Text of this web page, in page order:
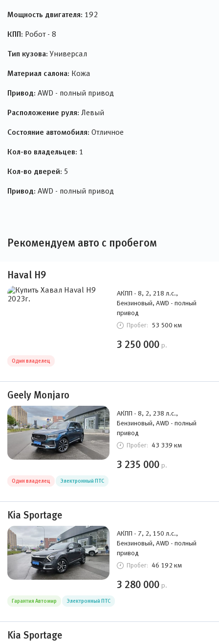
Мощность двигателя: 192
КПП: Робот - 8
Тип кузова: Универсал
Материал салона: Кожа
Привод: AWD - полный привод
Расположение руля: Левый
Состояние автомобиля: Отличное
Кол-во владельцев: 1
Кол-во дверей: 5
Привод: AWD - полный привод
Рекомендуем авто с пробегом
Haval H9
АКПП - 8, 2, 218 л.с.,
Бензиновый, AWD - полный
привод
Пробег: 53 500 км
3 250 000 р.
Один владелец
Geely Monjaro
АКПП - 8, 2, 238 л.с.,
Бензиновый, AWD - полный
привод
Пробег: 43 339 км
3 235 000 р.
Один владелец Электронный ПТС
Kia Sportage
АКПП - 7, 2, 150 л.с.,
Бензиновый, AWD - полный
привод
Пробег: 46 192 км
3 280 000 р.
Гарантия Автомир Электронный ПТС
Kia Sportage